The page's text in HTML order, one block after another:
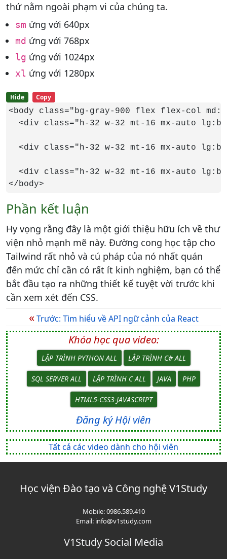
thứ nằm ngoài phạm vi của chúng ta.
sm ứng với 640px
md ứng với 768px
lg ứng với 1024px
xl ứng với 1280px
Hide Copy
<body class="bg-gray-900 flex flex-col
<div class="h-32 w-32 mt-16 mx-auto
<div class="h-32 w-32 mt-16 mx-auto
<div class="h-32 w-32 mt-16 mx-auto
</body>
Phần kết luận
Hy vọng rằng đây là một giới thiệu hữu ích về thư
viện nhỏ mạnh mẽ này. Đường cong học tập cho
Tailwind rất nhỏ và cú pháp của nó nhất quán
đến mức chỉ cần có rất ít kinh nghiệm, bạn có thể
bắt đầu tạo ra những thiết kế tuyệt vời trước khi
cần xem xét đến CSS.
«Trước: Tìm hiểu về API ngữ cảnh của React
Khóa học qua video:
LẬP TRÌNH PYTHON ALL LẬP TRÌNH C# ALL
SQL SERVER ALL LẬP TRÌNH C ALL JAVA PHP
HTML5-CSS3-JAVASCRIPT
Đăng ký Hội viên
Tất cả các video dành cho hội viên
Học viện Đào tạo và Công nghệ V1Study
Mobile:0986.589.410
Email: info@v1study.com
V1Study Social Media